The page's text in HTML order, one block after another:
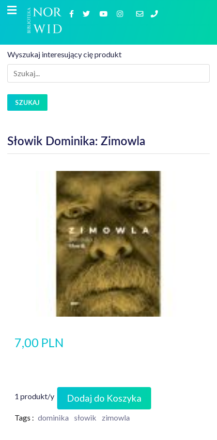
Wyszukaj interesujący cię produkt
SZUKAJ
Słowik Dominika: Zimowla
7,00 PLN
1 produkt/y Dodaj do Koszyka
Tags : dominika słowik zimowla